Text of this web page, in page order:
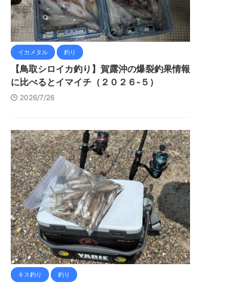
イカメタル 釣り
【鳥取シロイカ釣り】賀露沖の爆裂釣果情報
に比べるとイマイチ（２０２６-５）
2026/7/26
キス釣り 釣り